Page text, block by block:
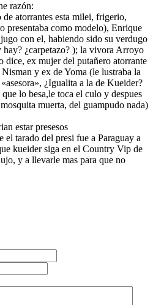
razón:
de atorrantes esta milei, frigerio,
presentaba como modelo), Enrique
con el, habiendo sido su verdugo
hay? ¿carpetazo? ); la vivora Arroyo
dice, ex mujer del putañero atorrante
y ex de Yoma (le lustraba la
¿Igualita a la de Kueider?
lo besa,le toca el culo y despues
muerta, del guampudo nada)
estar presesos
el tarado del presi fue a Paraguay a
kueider siga en el Country Vip de
y a llevarle mas para que no